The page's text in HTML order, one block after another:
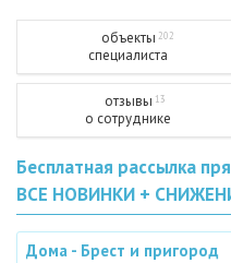
объекты 202
специалиста
отзывы 13
о сотруднике
Бесплатная рассылка
ВСЕ НОВИНКИ +
Дома - Брест и пригород